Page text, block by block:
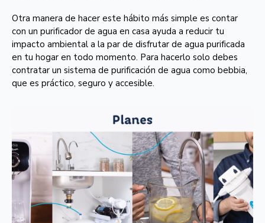
Otra manera de hacer este hábito más simple es contar
con un purificador de agua en casa ayuda a reducir tu
impacto ambiental a la par de disfrutar de agua purificada
en tu hogar en todo momento. Para hacerlo solo debes
contratar un sistema de purificación de agua como bebbia,
que es práctico, seguro y accesible.